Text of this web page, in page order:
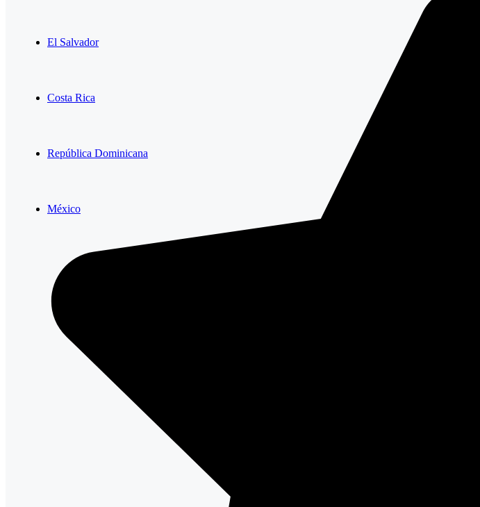
El Salvador
Costa Rica
República Dominicana
México